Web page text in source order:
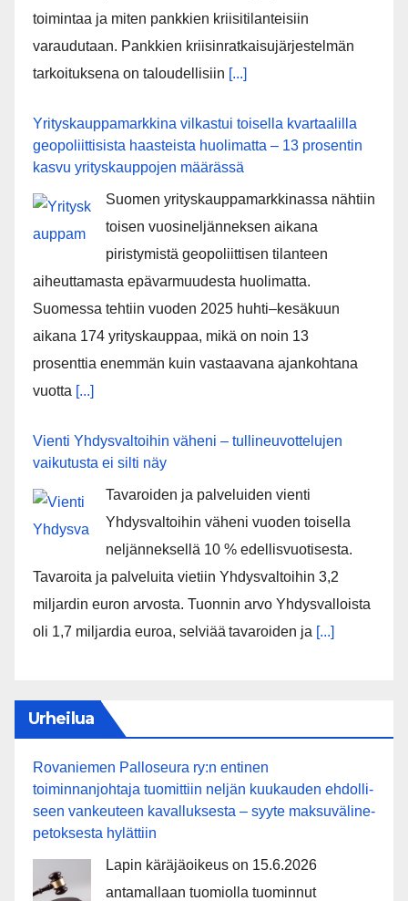
toimintaa ja miten pankkien kriisitilanteisiin
varaudutaan. Pankkien kriisinratkaisujärjestelmän
tarkoituksena on taloudellisiin [...]
Yrityskauppamarkkina vilkastui toisella kvartaalilla
geopoliittisista haasteista huolimatta – 13 prosentin
kasvu yrityskauppojen määrässä
Suomen yrityskauppamarkkinassa nähtiin
toisen vuosineljänneksen aikana
piristymistä geopoliittisen tilanteen
aiheuttamasta epävarmuudesta huolimatta.
Suomessa tehtiin vuoden 2025 huhti–kesäkuun
aikana 174 yrityskauppaa, mikä on noin 13
prosenttia enemmän kuin vastaavana ajankohtana
vuotta [...]
Vienti Yhdysvaltoihin väheni – tullineuvottelujen
vaikutusta ei silti näy
Tavaroiden ja palveluiden vienti
Yhdysvaltoihin väheni vuoden toisella
neljänneksellä 10 % edellisvuotisesta.
Tavaroita ja palveluita vietiin Yhdysvaltoihin 3,2
miljardin euron arvosta. Tuonnin arvo Yhdysvalloista
oli 1,7 miljardia euroa, selviää tavaroiden ja [...]
Urheilua
Rovaniemen Palloseura ry:n entinen
toiminnanjohtaja tuo­mit­tiin neljän kuu­kau­den eh­dol­li­
seen van­keu­teen ka­val­luk­ses­ta – syyte mak­su­vä­li­ne­
pe­tok­ses­ta hy­lät­tiin
Lapin käräjäoikeus on 15.6.2026
antamallaan tuomiolla tuominnut